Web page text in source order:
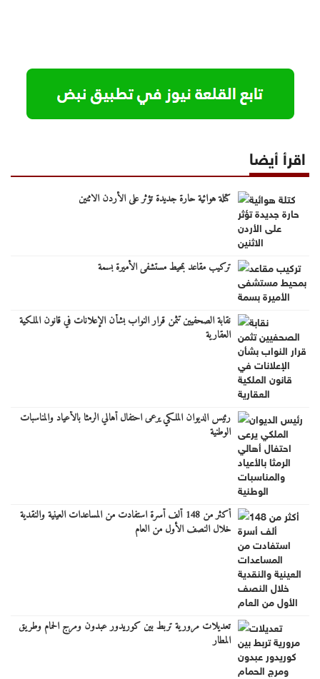
اقرأ أيضا
كتلة هوائية حارة جديدة تؤثر على الأردن الاثنين
تركيب مقاعد بمحيط مستشفى الأميرة بسمة
نقابة الصحفيين تثمن قرار النواب بشأن الإعلانات في قانون الملكية
العقارية
رئيس الديوان الملكي يرعى احتفال أهالي الرمثا بالأعياد والمناسبات
الوطنية
أكثر من 148 ألف أسرة استفادت من المساعدات العينية والنقدية
خلال النصف الأول من العام
تعديلات مرورية تربط بين كوريدور عبدون ومرج الحمام وطريق
المطار